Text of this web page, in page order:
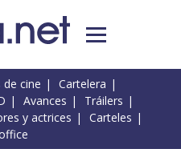
cine
Cartelera
Avances
Tráilers
y actrices
Carteles